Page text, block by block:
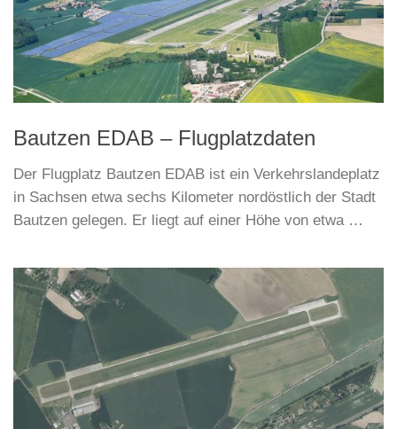
Bautzen EDAB – Flugplatzdaten
Der Flugplatz Bautzen EDAB ist ein Verkehrslandeplatz
in Sachsen etwa sechs Kilometer nordöstlich der Stadt
Bautzen gelegen. Er liegt auf einer Höhe von etwa …